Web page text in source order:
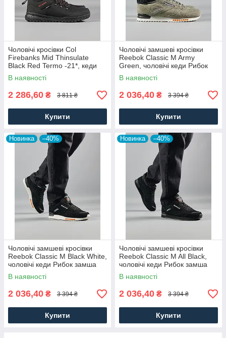
Чоловічі кросівки Col
Firebanks Mid Thinsulate
Black Red Termo -21*, кеди
водонепрон. текстиль.
Чоловіче взуття
В наявності
2 286,60 ₴ 3 811 ₴
Купити
Чоловічі замшеві кросівки
Reebok Classic M Army
Green, чоловічі кеди Рибок
замша хакі. Чоловіче взуття
В наявності
2 036,40 ₴ 3 394 ₴
Купити
Новинка –40%
Чоловічі замшеві кросівки
Reebok Classic M Black White,
чоловічі кеди Рибок замша
чорні. Чоловіче взуття
В наявності
2 036,40 ₴ 3 394 ₴
Купити
Новинка –40%
Чоловічі замшеві кросівки
Reebok Classic M All Black,
чоловічі кеди Рибок замша
чорні. Чоловіче взуття
В наявності
2 036,40 ₴ 3 394 ₴
Купити